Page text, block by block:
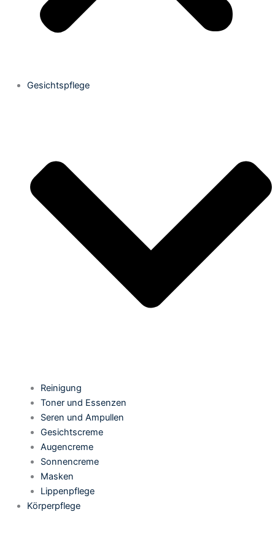
Gesichtspflege
Reinigung
Toner und Essenzen
Seren und Ampullen
Gesichtscreme
Augencreme
Sonnencreme
Masken
Lippenpflege
Körperpflege